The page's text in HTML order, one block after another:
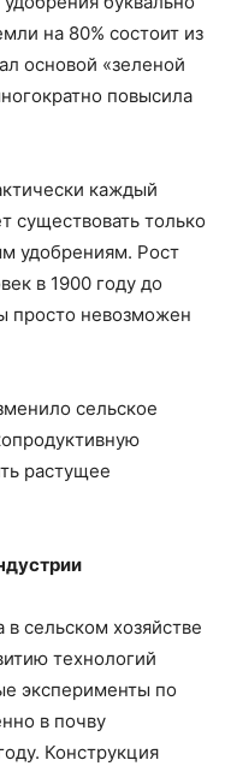
на 80% состоит из
основой «зеленой
повысила
каждый
существовать только
удобрениям. Рост
в 1900 году до
просто невозможен
сельское
растущее
сельском хозяйстве
технологий
эксперименты по
в почву
Конструкция